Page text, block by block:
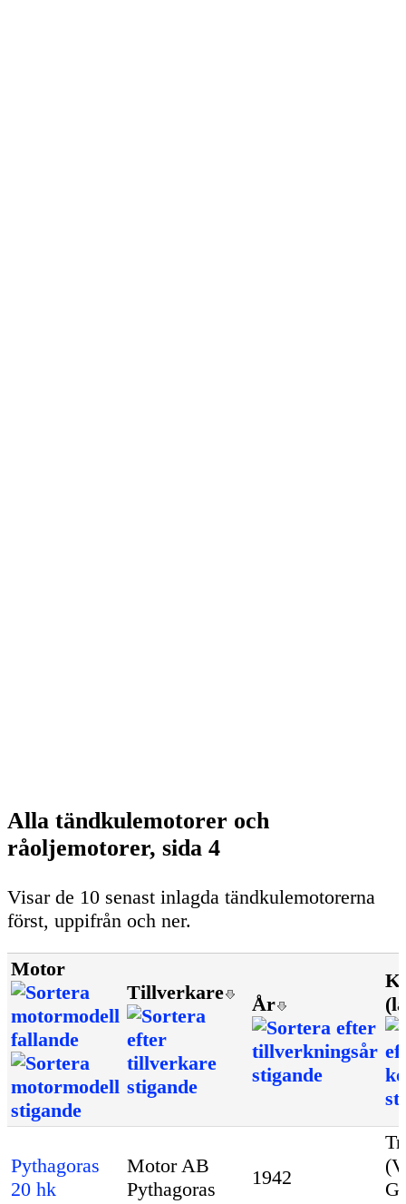
Alla tändkulemotorer och
råoljemotorer, sida 4
Visar de 10 senast inlagda tändkulemotorerna
först, uppifrån och ner.
Motor
Tillverkare
År
Pythagoras
20 hk
Motor AB
Pythagoras
1942